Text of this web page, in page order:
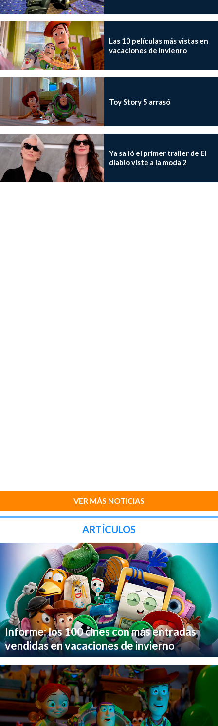
Las 10 películas más vistas en
vacaciones de invienro
Toy Story 5 arrasó
Ya salió el primer trailer de El
diablo viste a la moda 2
VER MÁS NOTICIAS
ARTÍCULOS
Informe: los 100 cines con más entradas
vendidas en vacaciones de invierno